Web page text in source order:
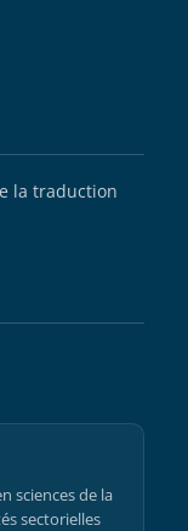
la traduction
sciences de la
sectorielles